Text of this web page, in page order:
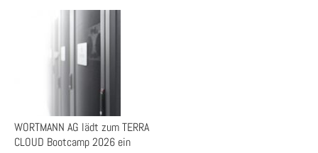
WORTMANN AG lädt zum TERRA
CLOUD Bootcamp 2026 ein